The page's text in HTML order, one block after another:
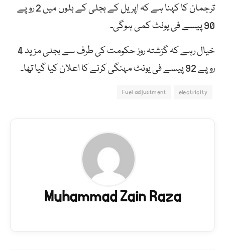
ترجمان کا کہنا ہے کہ اپریل کے بجلی کے بلوں میں 2 روپے
90 پیسے فی یونٹ کمی ہوگی۔
خیال رہے کہ گزشتہ روز حکومت کی طرف سے بجلی مزید 4
روپے 92 پیسے فی یونٹ مہنگی کرنے کا اعلان کیا گیا تھا۔
electricity
Fuel adjustment
Muhammad Zain Raza